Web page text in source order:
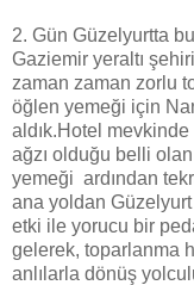
2. Gün Güzelyurtta
Gaziemir yeraltı
zaman zaman zorlu
öğlen yemeği için
aldık.Hotel
ağzı olduğu belli
yemeği ardından
ana yoldan
etki ile yorucu bir
gelerek, toparlanma
anlılarla dönüş